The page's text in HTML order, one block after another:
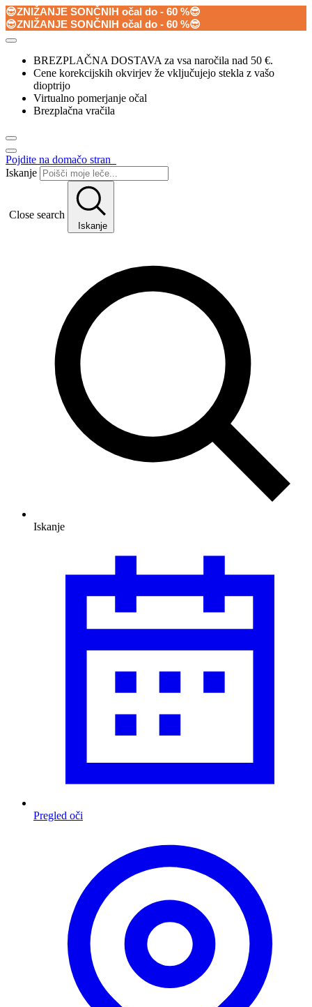
😎ZNIŽANJE SONČNIH očal do - 60 %😎
😎ZNIŽANJE SONČNIH očal do - 60 %😎
BREZPLAČNA DOSTAVA za vsa naročila nad 50 €.
Cene korekcijskih okvirjev že vključujejo stekla z vašo
dioptrijo
Virtualno pomerjanje očal
Brezplačna vračila
Pojdite na domačo stran
Iskanje
Close search
Iskanje
Iskanje
Pregled oči